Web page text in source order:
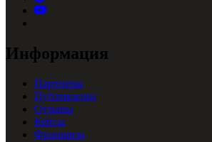
Информация
Партнеры
Публикации
Отзывы
Кейсы
Франшиза